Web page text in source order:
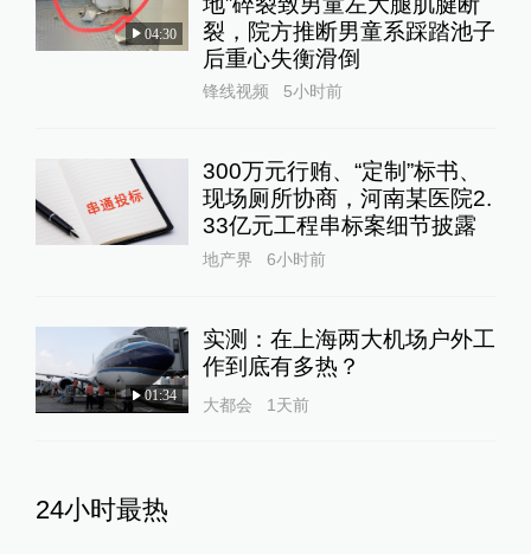
04:30
裂，院方推断男童系踩踏池子
后重心失衡滑倒
锋线视频 5小时前
300万元行贿、“定制”标书、
现场厕所协商，河南某医院2.
33亿元工程串标案细节披露
地产界 6小时前
01:34
实测：在上海两大机场户外工
作到底有多热？
大都会 1天前
24小时最热